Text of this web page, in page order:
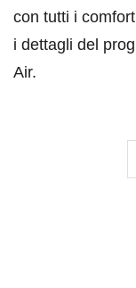
con tutti i
i dettagli del
Air.